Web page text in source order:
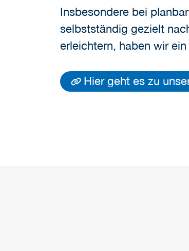
Insbesondere bei
selbstständig gezielt
erleichtern, haben wir
Hier geht es zu